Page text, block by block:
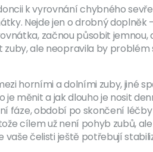
k vyrovnání chybného
Nejde jen o drobný doplněk
začnou působit jemnou,
ale neopravila by problém
horními a dolními zuby, jiné
měnit a jak dlouho je nosit
fáze,období po skončení
cílem už není pohyb zubů, ale
vaše čelisti ještě potřebují